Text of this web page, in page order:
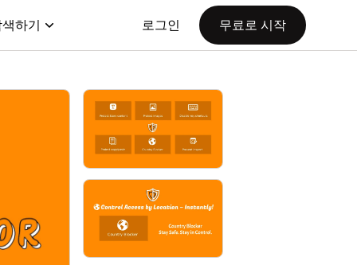
하기 로그인 무료로 시작